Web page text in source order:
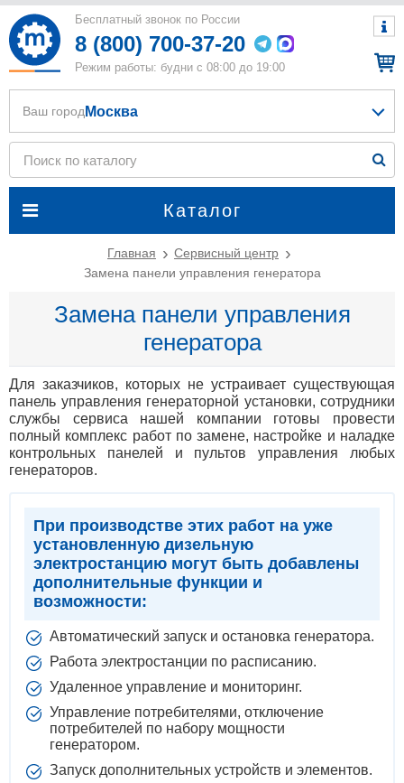
Бесплатный звонок по России
8 (800) 700-37-20
Режим работы: будни с 08:00 до 19:00
Каталог
Ваш город Москва
Главная
Сервисный центр
Замена панели управления генератора
Замена панели управления
генератора
Для заказчиков, которых не устраивает существующая
панель управления генераторной установки, сотрудники
службы сервиса нашей компании готовы провести
полный комплекс работ по замене, настройке и наладке
контрольных панелей и пультов управления любых
генераторов.
При производстве этих работ на уже
установленную дизельную
электростанцию могут быть добавлены
дополнительные функции и
возможности:
Автоматический запуск и остановка генератора.
Работа электростанции по расписанию.
Удаленное управление и мониторинг.
Управление потребителями, отключение
потребителей по набору мощности
генератором.
Запуск дополнительных устройств и элементов.